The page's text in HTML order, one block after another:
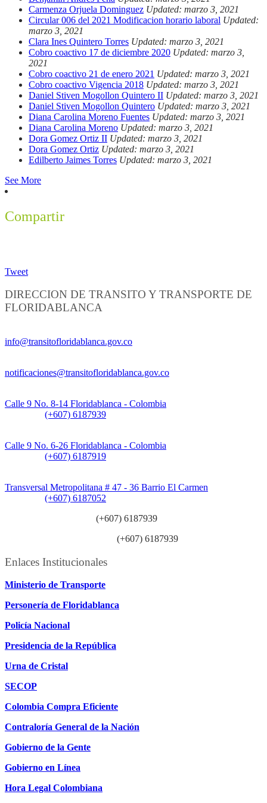
Carmenza Orjuela Dominguez Updated: marzo 3, 2021
Circular 006 del 2021 Modificacion horario laboral Updated:
marzo 3, 2021
Clara Ines Quintero Torres Updated: marzo 3, 2021
Cobro coactivo 17 de diciembre 2020 Updated: marzo 3,
2021
Cobro coactivo 21 de enero 2021 Updated: marzo 3, 2021
Cobro coactivo Vigencia 2018 Updated: marzo 3, 2021
Daniel Stiven Mogollon Quintero II Updated: marzo 3, 2021
Daniel Stiven Mogollon Quintero Updated: marzo 3, 2021
Diana Carolina Moreno Fuentes Updated: marzo 3, 2021
Diana Carolina Moreno Updated: marzo 3, 2021
Dora Gomez Ortiz II Updated: marzo 3, 2021
Dora Gomez Ortiz Updated: marzo 3, 2021
Edilberto Jaimes Torres Updated: marzo 3, 2021
See More
Compartir
Tweet
DIRECCION DE TRANSITO Y TRANSPORTE DE
FLORIDABLANCA
info@transitofloridablanca.gov.co
notificaciones@transitofloridablanca.gov.co
Calle 9 No. 8-14 Floridablanca - Colombia
(+607) 6187939
Calle 9 No. 6-26 Floridablanca - Colombia
(+607) 6187919
Transversal Metropolitana # 47 - 36 Barrio El Carmen
(+607) 6187052
(+607) 6187939
(+607) 6187939
Enlaces Institucionales
Ministerio de Transporte
Personería de Floridablanca
Policía Nacional
Presidencia de la República
Urna de Cristal
SECOP
Colombia Compra Eficiente
Contraloría General de la Nación
Gobierno de la Gente
Gobierno en Línea
Hora Legal Colombiana